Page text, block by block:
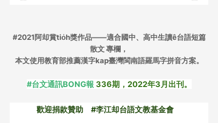
#2021阿却賞tio̍h獎作品——適合國中、高中生讀ê台語短篇
散文專欄，
本文使用教育部推薦漢字kap臺灣閩南語羅馬字拼音方案。
#台文通訊BONG報 336期，2022年3月出刊。
歡迎捐款贊助　#李江却台語文教基金會